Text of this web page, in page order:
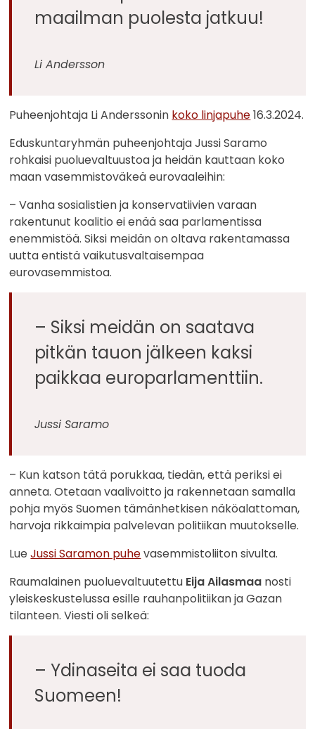
maailman puolesta jatkuu!
Li Andersson
Puheenjohtaja Li Anderssonin koko linjapuhe16.3.2024.
Eduskuntaryhmän puheenjohtaja Jussi Saramo
rohkaisi puoluevaltuustoa ja heidän kauttaan koko
maan vasemmistoväkeä eurovaaleihin:
– Vanha sosialistien ja konservatiivien varaan
rakentunut koalitio ei enää saa parlamentissa
enemmistöä. Siksi meidän on oltava rakentamassa
uutta entistä vaikutusvaltaisempaa
eurovasemmistoa.
– Siksi meidän on saatava
pitkän tauon jälkeen kaksi
paikkaa europarlamenttiin.
Jussi Saramo
– Kun katson tätä porukkaa, tiedän, että periksi ei
anneta. Otetaan vaalivoitto ja rakennetaan samalla
pohja myös Suomen tämänhetkisen näköalattoman,
harvoja rikkaimpia palvelevan politiikan muutokselle.
LueJussi Saramon puhevasemmistoliiton sivulta.
Raumalainen puoluevaltuutettu Eija Ailasmaa nosti
yleiskeskustelussa esille rauhanpolitiikan ja Gazan
tilanteen. Viesti oli selkeä:
– Ydinaseita ei saa tuoda
Suomeen!